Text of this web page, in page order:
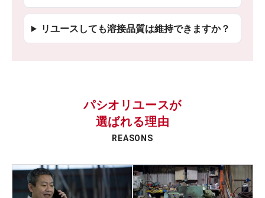
リユースしても溶接品質は維持できますか？
パシオリユースが
選ばれる理由
REASONS